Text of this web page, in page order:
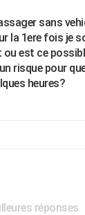
sans
la 1ere fois je
est ce
risque pour
heures?
réponses